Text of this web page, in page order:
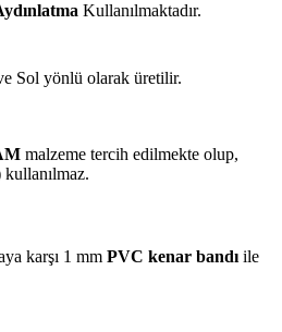
Kullanılmaktadır.
Sol yönlü olarak üretilir.
malzeme tercih edilmekte olup,
karşı 1 mm PVC kenar bandı ile